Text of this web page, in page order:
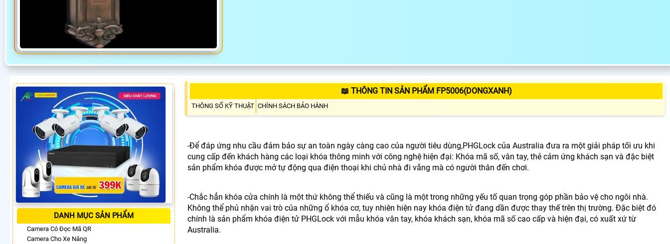
DANH MỤC SẢN PHẨM
Camera Có Đọc Mã QR
Camera Cho Xe Nâng
📖 THÔNG TIN SẢN PHẨM FP5006(DONGXANH)
THÔNG SỐ KỸ THUẬT CHÍNH SÁCH BẢO HÀNH
-Để đáp ứng nhu cầu đảm bảo sự an toàn ngày càng cao của người tiêu dùng,PHGLock của Australia đưa ra một giải pháp tối ưu khi
cung cấp đến khách hàng các loại khóa thông minh với công nghệ hiện đại: Khóa mã số, vân tay, thẻ cảm ứng khách sạn và đặc biệt
sản phẩm khóa được mở tự động qua điện thoại khi chủ nhà đi vắng mà có người thân đến chơi.
-Chắc hẳn khóa cửa chính là một thứ không thể thiếu và cũng là một trong những yếu tố quan trọng góp phần bảo vệ cho ngôi nhà.
Không thể phủ nhận vai trò của những ổ khóa cơ, tuy nhiên hiện nay khóa điện tử đang dần được thay thế trên thị trường. Đặc biệt đó
chính là sản phẩm khóa điện tử PHGLock với mẫu khóa vân tay, khóa khách sạn, khóa mã số cao cấp và hiện đại, có xuất xứ từ
Australia.